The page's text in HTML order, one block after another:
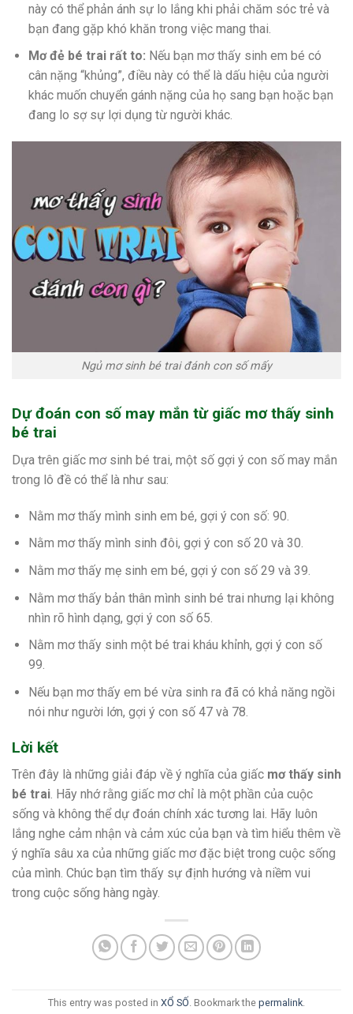
này có thể phản ánh sự lo lắng khi phải chăm sóc trẻ và
bạn đang gặp khó khăn trong việc mang thai.
Mơ đẻ bé trai rất to: Nếu bạn mơ thấy sinh em bé có
cân nặng “khủng”, điều này có thể là dấu hiệu của người
khác muốn chuyển gánh nặng của họ sang bạn hoặc bạn
đang lo sợ sự lợi dụng từ người khác.
Ngủ mơ sinh bé trai đánh con số mấy
Dự đoán con số may mắn từ giấc mơ thấy sinh
bé trai
Dựa trên giấc mơ sinh bé trai, một số gợi ý con số may mắn
trong lô đề có thể là như sau:
Nằm mơ thấy mình sinh em bé, gợi ý con số: 90.
Nằm mơ thấy mình sinh đôi, gợi ý con số 20 và 30.
Nằm mơ thấy mẹ sinh em bé, gợi ý con số 29 và 39.
Nằm mơ thấy bản thân mình sinh bé trai nhưng lại không
nhìn rõ hình dạng, gợi ý con số 65.
Nằm mơ thấy sinh một bé trai kháu khỉnh, gợi ý con số
99.
Nếu bạn mơ thấy em bé vừa sinh ra đã có khả năng ngồi
nói như người lớn, gợi ý con số 47 và 78.
Lời kết
Trên đây là những giải đáp về ý nghĩa của giấc mơ thấy sinh
bé trai. Hãy nhớ rằng giấc mơ chỉ là một phần của cuộc
sống và không thể dự đoán chính xác tương lai. Hãy luôn
lắng nghe cảm nhận và cảm xúc của bạn và tìm hiểu thêm về
ý nghĩa sâu xa của những giấc mơ đặc biệt trong cuộc sống
của mình. Chúc bạn tìm thấy sự định hướng và niềm vui
trong cuộc sống hàng ngày.
This entry was posted in XỔ SỐ. Bookmark the permalink.